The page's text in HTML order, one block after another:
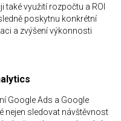
také využití rozpočtu a ROI
poskytnu konkrétní
a zvýšení výkonnosti
Google Ads a Google
nejen sledovat návštěvnost